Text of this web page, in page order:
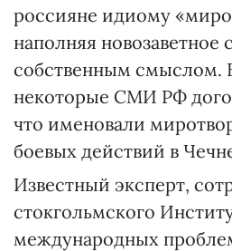
россияне идиому
наполняя новозаветное
собственным смыслом.
некоторые СМИ РФ
что именовали
боевых действий в
Известный эксперт,
стокгольмского
международных